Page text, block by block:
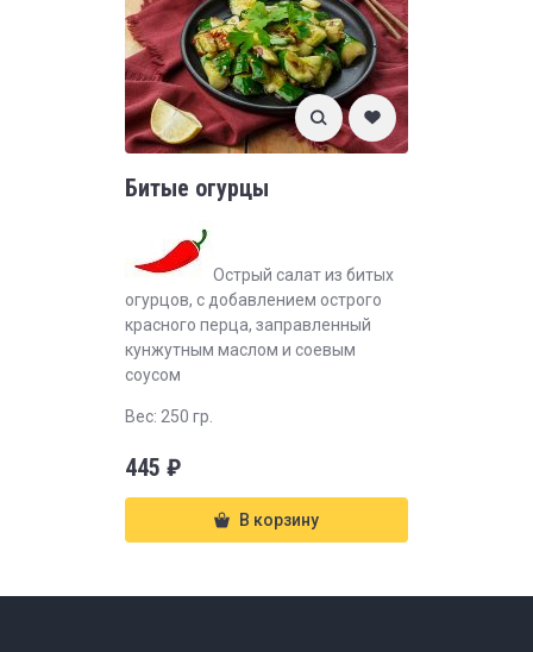
Битые огурцы
Острый салат из битых
огурцов, с добавлением острого
красного перца, заправленный
кунжутным маслом и соевым
соусом
Вес: 250 гр.
445 ₽
В корзину